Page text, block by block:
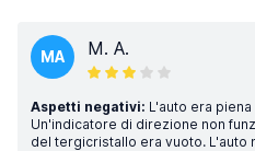
MA M. A.
Aspetti negativi: L'auto era
Un'indicatore di direzione non
del tergicristallo era vuoto. L'auto